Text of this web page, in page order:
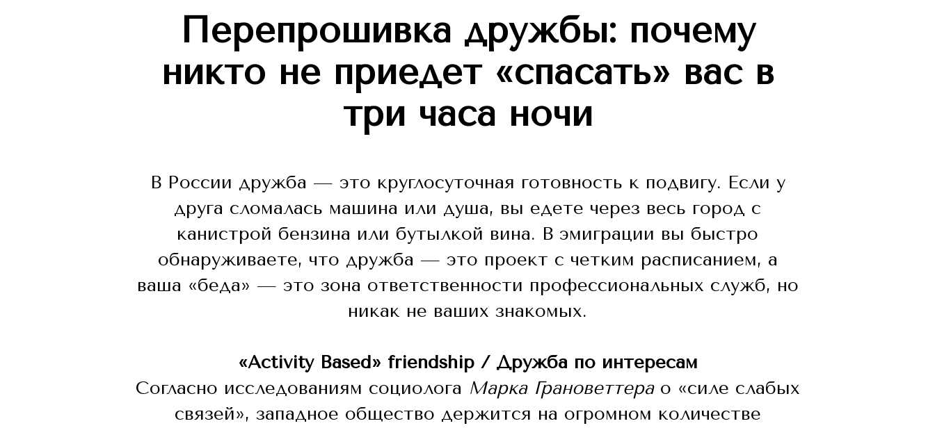
Перепрошивка дружбы: почему
никто не приедет «спасать» вас в
три часа ночи
В России дружба — это круглосуточная готовность к подвигу. Если у
друга сломалась машина или душа, вы едете через весь город с
канистрой бензина или бутылкой вина. В эмиграции вы быстро
обнаруживаете, что дружба — это проект с четким расписанием, а
ваша «беда» — это зона ответственности профессиональных служб, но
никак не ваших знакомых.
«Activity Based» friendship / Дружба по интересам
Согласно исследованиям социолога Марка Грановеттерао «силе слабых
связей», западное общество держится на огромном количестве